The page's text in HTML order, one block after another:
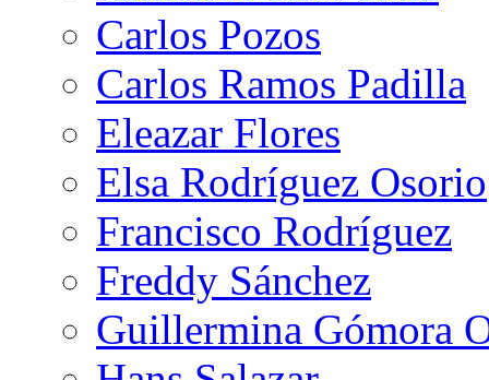
Carlos Pozos
Carlos Ramos Padilla
Eleazar Flores
Elsa Rodríguez Osorio
Francisco Rodríguez
Freddy Sánchez
Guillermina Gómora